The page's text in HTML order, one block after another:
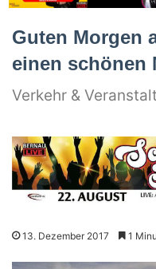
Guten Morgen
einen schönen
Verkehr &
13. Dezember 2017 1